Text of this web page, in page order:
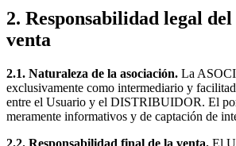
2. Responsabilidad legal del
venta
2.1. Naturaleza de la asociación. La
exclusivamente como intermediario y
entre el Usuario y el DISTRIBUIDOR. El
meramente informativos y de captación de
2.2. Responsabilidad final de la venta. El